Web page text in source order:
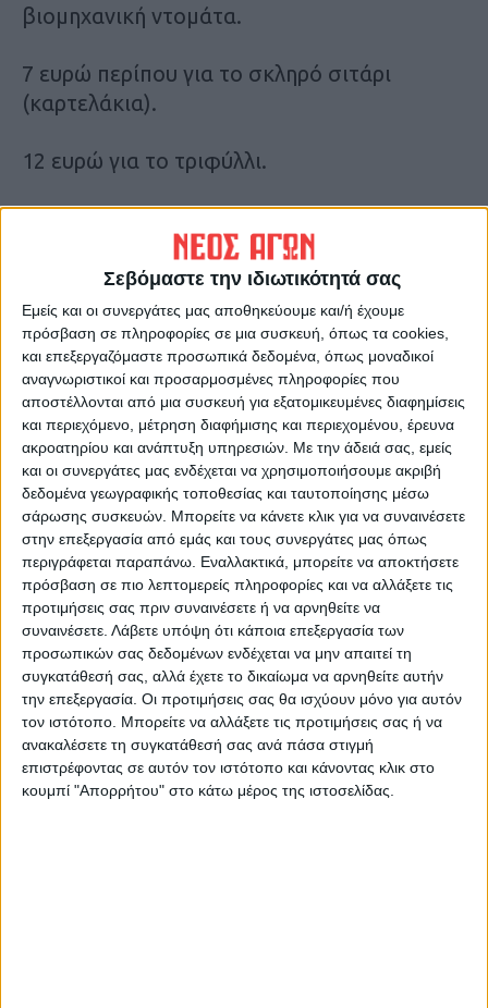
Σεβόμαστε την ιδιωτικότητά σας
Εμείς και οι συνεργάτες μας αποθηκεύουμε και/ή έχουμε
πρόσβαση σε πληροφορίες σε μια συσκευή, όπως τα cookies,
και επεξεργαζόμαστε προσωπικά δεδομένα, όπως μοναδικοί
αναγνωριστικοί και προσαρμοσμένες πληροφορίες που
αποστέλλονται από μια συσκευή για εξατομικευμένες διαφημίσεις
και περιεχόμενο, μέτρηση διαφήμισης και περιεχομένου, έρευνα
ακροατηρίου και ανάπτυξη υπηρεσιών. Με την άδειά σας, εμείς
και οι συνεργάτες μας ενδέχεται να χρησιμοποιήσουμε ακριβή
δεδομένα γεωγραφικής τοποθεσίας και ταυτοποίησης μέσω
σάρωσης συσκευών. Μπορείτε να κάνετε κλικ για να συναινέσετε
στην επεξεργασία από εμάς και τους συνεργάτες μας όπως
περιγράφεται παραπάνω. Εναλλακτικά, μπορείτε να αποκτήσετε
πρόσβαση σε πιο λεπτομερείς πληροφορίες και να αλλάξετε τις
προτιμήσεις σας πριν συναινέσετε ή να αρνηθείτε να
συναινέσετε. Λάβετε υπόψη ότι κάποια επεξεργασία των
προσωπικών σας δεδομένων ενδέχεται να μην απαιτεί τη
συγκατάθεσή σας, αλλά έχετε το δικαίωμα να αρνηθείτε αυτήν
την επεξεργασία. Οι προτιμήσεις σας θα ισχύουν μόνο για αυτόν
τον ιστότοπο. Μπορείτε να αλλάξετε τις προτιμήσεις σας ή να
ανακαλέσετε τη συγκατάθεσή σας ανά πάσα στιγμή
επιστρέφοντας σε αυτόν τον ιστότοπο και κάνοντας κλικ στο
κουμπί "Απορρήτου" στο κάτω μέρος της ιστοσελίδας.
βιομηχανική ντομάτα.
7 ευρώ περίπου για το σκληρό σιτάρι
(καρτελάκια).
12 ευρώ για το τριφύλλι.
17 ευρώ για φακή, φασόλια, ρεβίθια.
7,7 ευρώ ανά στρέμμα για κτηνοτροφικά
ψυχανθη (μπιζέλι κλπ).
Τελευταίες Ειδήσεις Σήμερα
Ακολούθησε την εφημερίδα ΝΕΟΣ
ΑΓΩΝ στο Google News!
Όλες οι εξελίξεις στην περιοχή της
Καρδίτσας και ευρύτερα της Θεσσαλίας
ΠΡΟΗΓΟΥΜΕΝΟ ΑΡΘΡΟ
Συνελήφθη ημεδαπή στην
Καρδίτσα, η οποία διέπραττε
κλοπές και απάτες
ΕΠΟΜΕΝΟ ΑΡΘΡΟ
Ράπτη από ΓΝΛ: Περιμένουμε
απάντηση για εμβολιασμούς
σεισμοπαθών- 11 στη ΜΕΘ,
36 νοσηλείες covid